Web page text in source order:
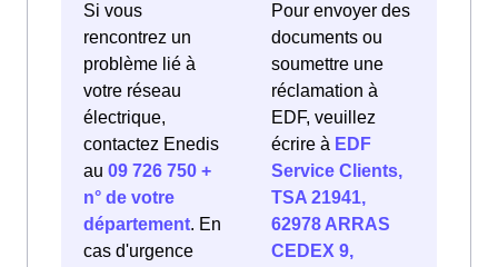
Si vous
rencontrez un
problème lié à
votre réseau
électrique,
contactez Enedis
au 09 726 750 +
n° de votre
département. En
cas d'urgence
Pour envoyer des
documents ou
soumettre une
réclamation à
EDF, veuillez
écrire à EDF
Service Clients,
TSA 21941,
62978 ARRAS
CEDEX 9,